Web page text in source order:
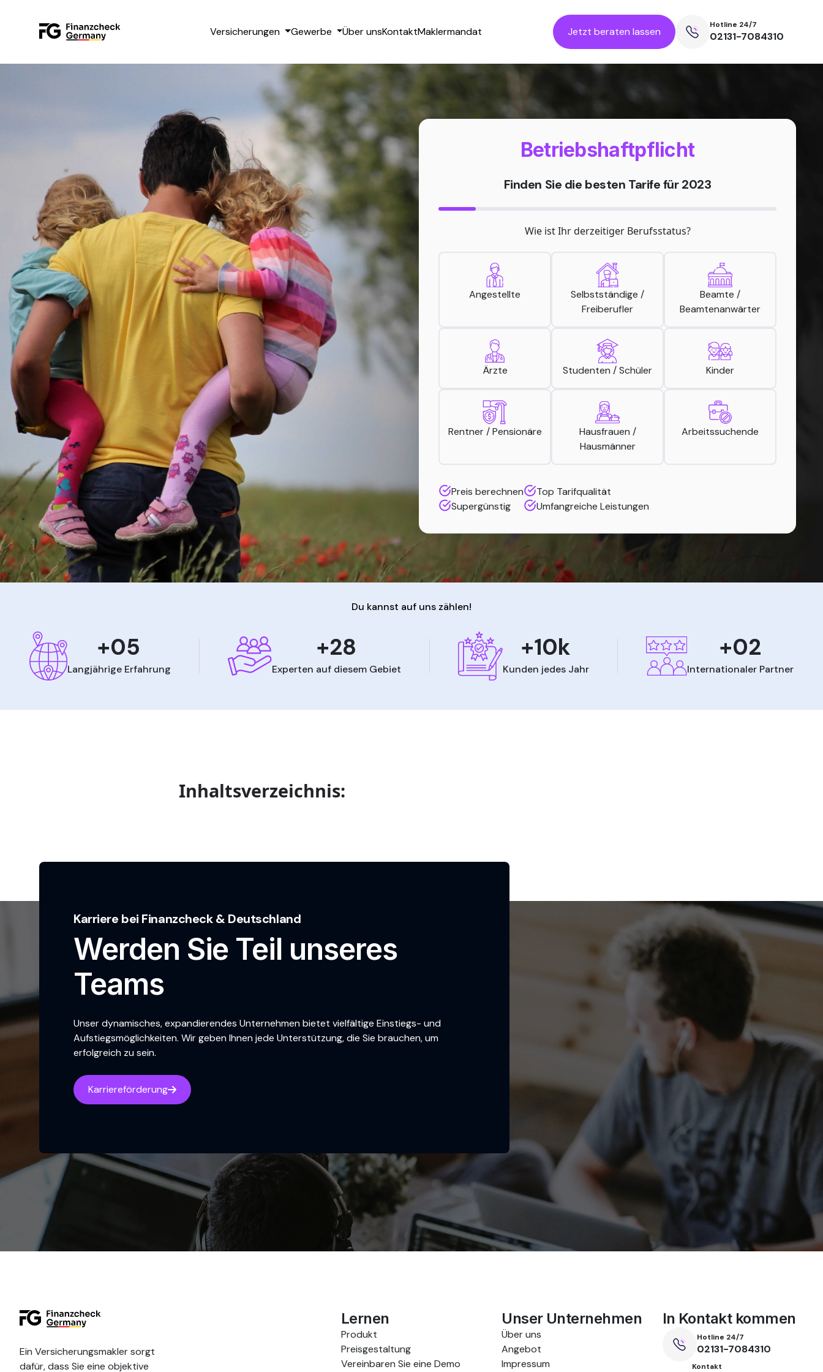
Versicherungen Gewerbe Über unsKontaktMaklermandat Jetzt beraten lassen
Hotline 24/7
02131-7084310
Betriebshaftpflicht
Finden Sie die besten Tarife für 2023
Wie ist Ihr derzeitiger Berufsstatus?
Angestellte
Selbstständige /
Freiberufler
Beamte /
Beamtenanwärter
Ärzte Studenten / Schüler Kinder
Rentner / Pensionäre
Hausfrauen /
Hausmänner
Arbeitssuchende
Preis berechnen
Supergünstig
Top Tarifqualität
Umfangreiche Leistungen
Du kannst auf uns zählen!
+05
Langjährige Erfahrung
+28
Experten auf diesem Gebiet
+10k
Kunden jedes Jahr
+02
Internationaler Partner
Inhaltsverzeichnis:
Karriere bei Finanzcheck & Deutschland
Werden Sie Teil unseres
Teams
Unser dynamisches, expandierendes Unternehmen bietet vielfältige Einstiegs- und
Aufstiegsmöglichkeiten. Wir geben Ihnen jede Unterstützung, die Sie brauchen, um
erfolgreich zu sein.
Karriereförderung
Ein Versicherungsmakler sorgt
dafür, dass Sie eine objektive
Lernen
Produkt
Preisgestaltung
Vereinbaren Sie eine Demo
Unser Unternehmen
Über uns
Angebot
Impressum
In Kontakt kommen
Hotline 24/7
02131-7084310
Kontakt